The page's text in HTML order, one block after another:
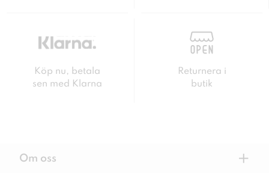
Köp nu, betala
sen med Klarna
Returnera i
butik
Om oss +